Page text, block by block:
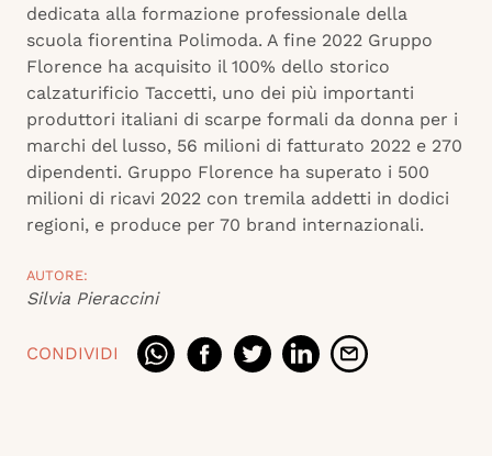
dedicata alla formazione professionale della
scuola fiorentina Polimoda. A fine 2022 Gruppo
Florence ha acquisito il 100% dello storico
calzaturificio Taccetti, uno dei più importanti
produttori italiani di scarpe formali da donna per i
marchi del lusso, 56 milioni di fatturato 2022 e 270
dipendenti. Gruppo Florence ha superato i 500
milioni di ricavi 2022 con tremila addetti in dodici
regioni, e produce per 70 brand internazionali.
AUTORE:
Silvia Pieraccini
CONDIVIDI